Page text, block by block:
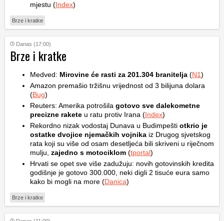
mjestu (Index)
Brze i kratke
Danas (17:00)
Brze i kratke
Medved: Mirovine će rasti za 201.304 branitelja (N1)
Amazon premašio tržišnu vrijednost od 3 bilijuna dolara
(Bug)
Reuters: Amerika potrošila gotovo sve dalekometne
precizne rakete u ratu protiv Irana (Index)
Rekordno nizak vodostaj Dunava u Budimpešti otkrio je
ostatke dvojice njemačkih vojnika iz Drugog sjvetskog
rata koji su više od osam desetljeća bili skriveni u riječnom
mulju, zajedno s motociklom (tportal)
Hrvati se opet sve više zadužuju: novih gotovinskih kredita
godišnje je gotovo 300.000, neki digli 2 tisuće eura samo
kako bi mogli na more (Danica)
Brze i kratke